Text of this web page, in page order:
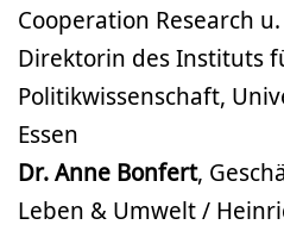
Cooperation Research
Direktorin des Instituts
Politikwissenschaft,
Essen
Dr. Anne Bonfert,
Leben & Umwelt /